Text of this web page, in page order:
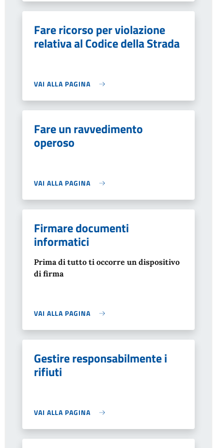
Fare ricorso per violazione
relativa al Codice della Strada
VAI ALLA PAGINA
Fare un ravvedimento
operoso
VAI ALLA PAGINA
Firmare documenti
informatici
Prima di tutto ti occorre un dispositivo
di firma
VAI ALLA PAGINA
Gestire responsabilmente i
rifiuti
VAI ALLA PAGINA